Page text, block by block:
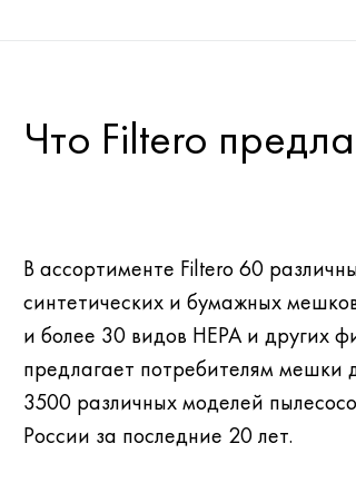
Что Filtero
В ассортименте Filtero 60
синтетических и бумажных
и более 30 видов НЕРА и других фильтров. Filtero
предлагает потребителям мешки
3500 различных моделей пылесосов, проданных в
России за последние 20 лет.